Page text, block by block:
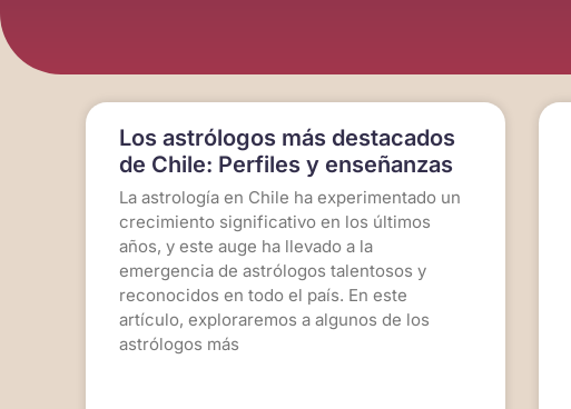
Los astrólogos más destacados
de Chile: Perfiles y enseñanzas
La astrología en Chile ha experimentado un
crecimiento significativo en los últimos
años, y este auge ha llevado a la
emergencia de astrólogos talentosos y
reconocidos en todo el país. En este
artículo, exploraremos a algunos de los
astrólogos más